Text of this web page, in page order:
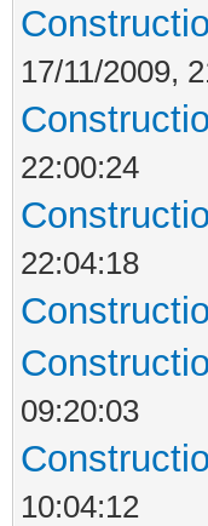
17/11/2009,
22:00:24
22:04:18
09:20:03
10:04:12